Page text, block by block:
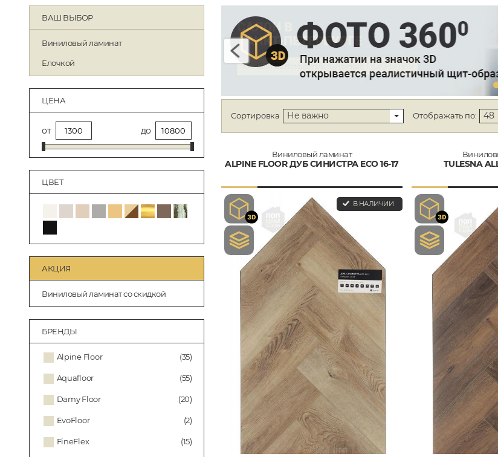
ВАШ ВЫБОР
Виниловый ламинат
Елочкой
ЦЕНА
от до
ЦВЕТ
АКЦИЯ
Виниловый ламинат со скидкой
БРЕНДЫ
Alpine Floor (35)
Aquafloor (55)
Damy Floor (20)
EvoFloor (2)
FineFlex (15)
Сортировка Не важно Отображать по: 48
Виниловый ламинат
ALPINE FLOOR ДУБ СИНИСТРА ECO 16-17
В НАЛИЧИИ
TULESNA